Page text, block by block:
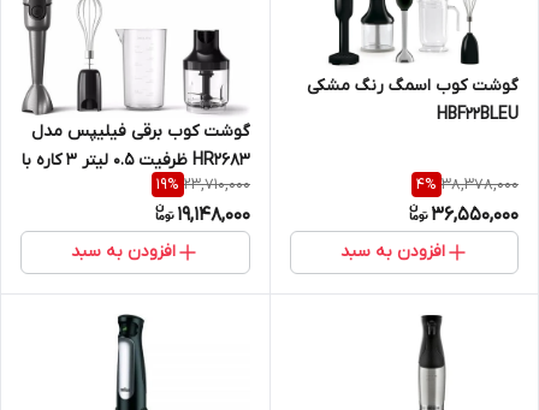
گوشت کوب اسمگ رنگ مشکی
HBF22BLEU
38,378,000
4%
36,550,000
افزودن به سبد
گوشت کوب برقی فیلیپس مدل
HR2683 ظرفیت ۰.۵ لیتر ۳ کاره با
توربو
23,710,000
19%
19,148,000
افزودن به سبد